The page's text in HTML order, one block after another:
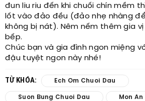
đun liu riu đến khi chuối chín mềm
lốt vào đảo đều (đảo nhẹ nhàng
không bị nát). Nêm nếm thêm gia
bếp.
Chúc bạn và gia đình ngon miệng
đậu tuyệt ngon này nhé!
TỪ KHÓA: Ech Om Chuoi Dau
Suon Bung Chuoi Dau Mon